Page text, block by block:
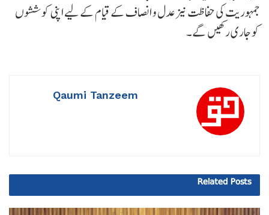
جمہوریت کی حفاظت نیز عدل و انصاف کے قیام کے لیے اپنی کوششوں
کو جاری رکھیں گے۔
Qaumi Tanzeem
Related Posts